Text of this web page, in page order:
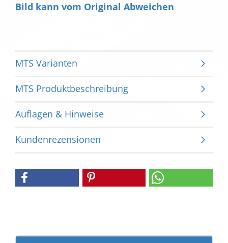
Bild kann vom Original Abweichen
MTS Varianten
MTS Produktbeschreibung
Auflagen & Hinweise
Kundenrezensionen